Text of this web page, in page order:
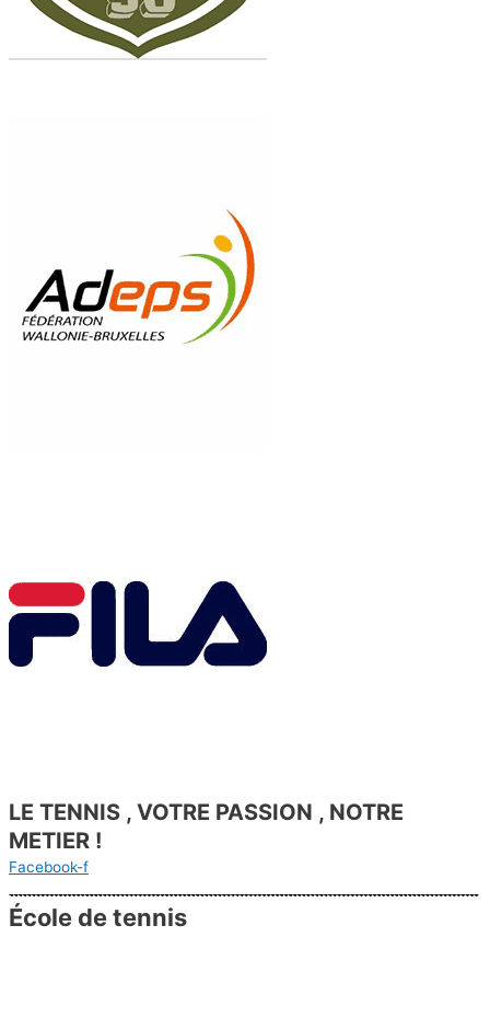
LE TENNIS , VOTRE PASSION , NOTRE
METIER !
Facebook-f
École de tennis